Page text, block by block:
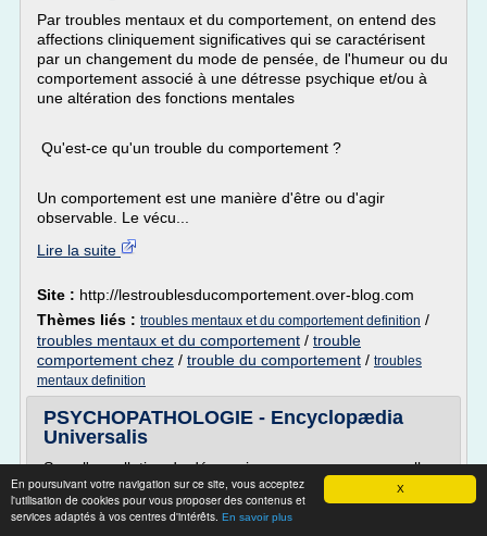
X
En poursuivant votre navigation sur ce site, vous acceptez
l'utilisation de cookies pour vous proposer des contenus et
services adaptés à vos centres d'intérêts. En savoir plus
Par troubles mentaux et du comportement, on entend des
affections cliniquement significatives qui se caractérisent
par un changement du mode de pensée, de l'humeur ou du
comportement associé à une détresse psychique et/ou à
une altération des fonctions mentales
Qu'est-ce qu'un trouble du comportement ?
Un comportement est une manière d'être ou d'agir
observable. Le vécu...
Lire la suite
Site : http://lestroublesducomportement.over-blog.com
Thèmes liés : troubles mentaux et du comportement definition /
troubles mentaux et du comportement / trouble
comportement chez / trouble du comportement / troubles
mentaux definition
PSYCHOPATHOLOGIE - Encyclopædia
Universalis
Sous l'appellation de dépression nerveuse ou sous celle,
plus juste, d'état dépressif, on désigne en
psychiatrie